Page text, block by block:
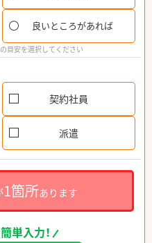
良いところがあれば
目安を選択してください
契約社員
派遣
1箇所あります
単入力！